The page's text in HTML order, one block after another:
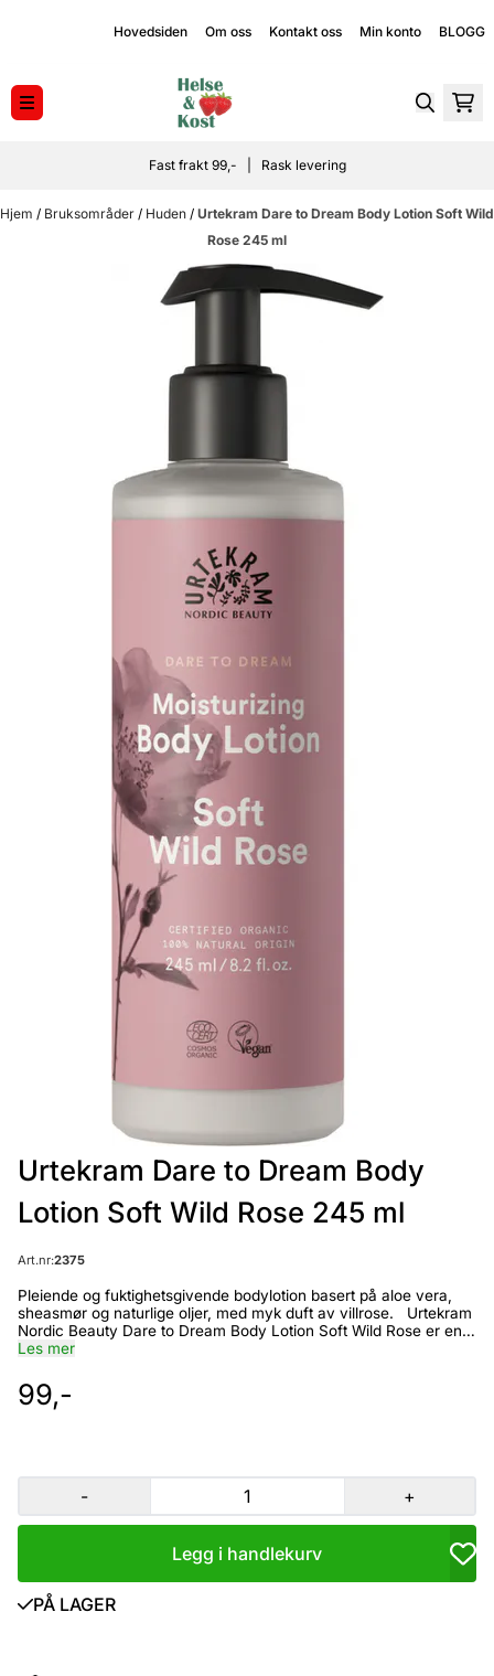
Hopp til innholdHovedsiden Om oss Kontakt oss Min konto BLOGG
Fast frakt 99,- | Rask levering
Hjem / Bruksområder / Huden / Urtekram Dare to Dream Body Lotion Soft Wild
Rose 245 ml
Urtekram Dare to Dream Body
Lotion Soft Wild Rose 245 ml
Art.nr:2375
Pleiende og fuktighetsgivende bodylotion basert på aloe vera,
sheasmør og naturlige oljer, med myk duft av villrose. Urtekram
Nordic Beauty Dare to Dream Body Lotion Soft Wild Rose er en
fuktighetsgivende bodylotion som gjør huden din silkemyk i lang
og naturlige oljer. Med en herlig, myk duft av villrose. Økologisk
sertifisert av Ecocert i henhold til COSMOS Organic Standard.
Dicitrate/Stearate, Zea Mays Starch*, Coco-Caprylate, Glyceryl
Stearate SE, Prunus Armeniaca Kernel Oil*, Glyceryl Caprylate,
Rosa Canina Fruit Extract*, Rosa Damascena Flower Extract*,
Ferment Filtrate, Magnolia Officinalis Bark Extract, Beta-
Sitosterol, Bisabolol, Hexapeptide-11, Sodium Hyaluronate, Cetyl
Alcohol, Squalene, Xanthan Gum, CI 77491, Mica, Tocopherol,
Parfum, Citral, Citronellol, Eugenol, Geraniol, Limonene, Linalool.
Les mer
99,-
- +
Legg i handlekurv
PÅ LAGER